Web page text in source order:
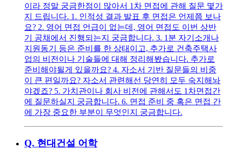
이라 정말 궁금한점이 많아서 1차 면접에 관해 질문 몇가
지 드립니다. 1. 인적성 결과 발표 후 면접은 언제쯤 보나
요? 2. 영어 면접 언급이 없는데, 영어 면접도 이번 상반
기 공채에서 진행되는지 궁금합니다. 3. 1분 자기소개나
지원동기 등은 준비를 한 상태이고, 추가로 건축주택사
업의 비전이나 기술들에 대해 정리해봤습니다. 추가로
준비해야될게 있을까요? 4. 자소서 기반 질문들의 비중
이 큰 편일까요? 자소서 관련해선 당연히 모두 숙지해놔
야겠죠? 5. 가치관이나 회사 비전에 관해서도 1차면접간
에 질문하실지 궁금합니다. 6. 면접 준비 중 혹은 면접 간
에 가장 중요한 부분이 무엇인지 궁금합니다.
Q. 현대건설 어학